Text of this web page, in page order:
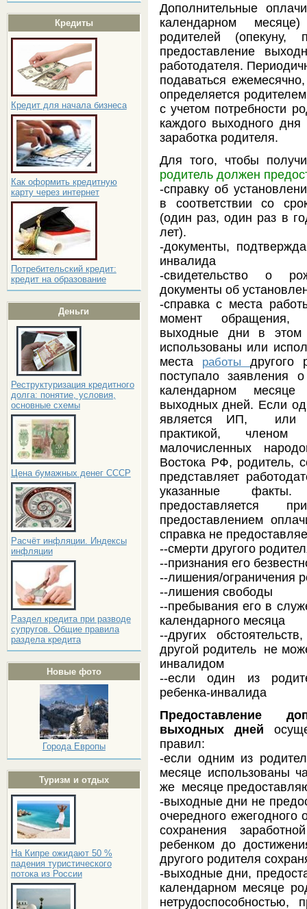
Кредиты
Кредит для начала бизнеса
Как оформить кредитную
карту через интернет
Потребительский кредит:
кредит на образование
Деньги
Реструктуризация кредитного
долга: понятие, условия,
основные схемы
Цена бумажных денег СССР
Расчёт инфляции. Индексы
инфляции
Раздел кредита при разводе
супругов. Общие правила
раздела кредита
Новые фото
Города Европы
Туризм и отдых
На Кипре ожидают 50 %
падения туристического
потока из России
Дополнительные
календарном
родителей
предоставление
работодателя.
подаваться
определяется
с учетом потребности
каждого выходного дня
заработка родителя.
Для того, чтобы
родитель должен
-справку об
в соответствии со
(один раз, один раз в
лет).
-документы,
инвалида
-свидетельство о
документы об
-справка с места
момент обращения,
выходные дни в
использованы или
места работы
поступало заявления
календарном месяце
выходных дней. Если
является ИП, или
практикой,
малочисленных
Востока РФ, родитель,
представляет
указанные факты.
предоставлением
справка не
--смерти другого
--признания его
--лишения/ограничения
--лишения свободы
--пребывания его в
календарного месяца
--других
другой родитель не
инвалидом
--если один из
ребенка-инвалида
Предоставление
выходных дней
правил:
-если одним из
месяце использованы
же месяце
-выходные дни не
очередного ежегодного
сохранения
ребенком до
другого родителя
-выходные дни,
календарном месяце